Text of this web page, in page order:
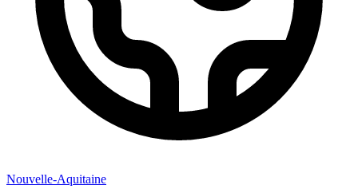
Nouvelle-Aquitaine